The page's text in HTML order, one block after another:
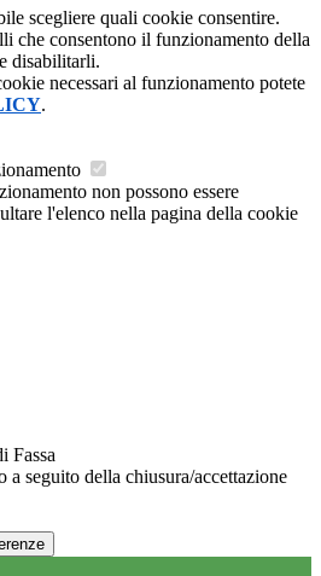
scegliere quali cookie consentire.
che consentono il funzionamento della
disabilitarli.
necessari al funzionamento potete
.
non possono essere
l'elenco nella pagina della cookie
Fassa
a seguito della chiusura/accettazione